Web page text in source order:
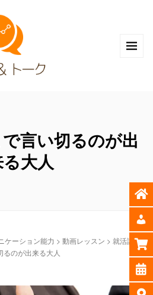
言い切るのが出
大人
ケーション能力 > 動画レッスン > 就活講座
のが出来る大人